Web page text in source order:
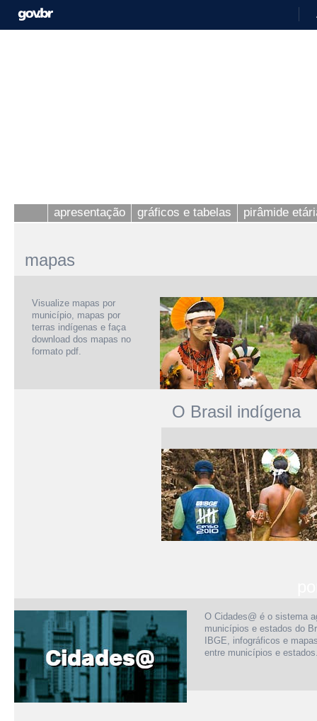
apresentação gráficos e tabelas pirâmide
mapas
Visualize mapas por
município, mapas por
terras indígenas e faça
download dos mapas no
formato pdf.
O Brasil indígena
O Cidades@ é o sistema
municípios e estados do
IBGE, infográficos e
entre municípios e